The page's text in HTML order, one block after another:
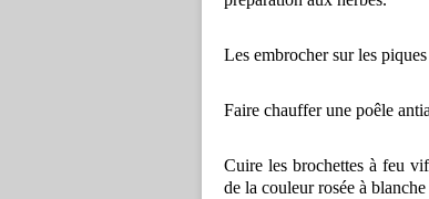
Les embrocher sur les
Faire chauffer une poêle
Cuire les brochettes à feu
de la couleur rosée à blanche